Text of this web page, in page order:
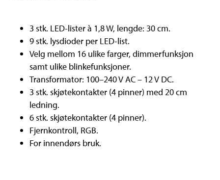
3 stk. LED-lister à 1,8 W, lengde: 30 cm.
9 stk. lysdioder per LED-list.
Velg mellom 16 ulike farger, dimmerfunksjon
samt ulike blinkefunksjoner.
Transformator: 100–240 V AC – 12 V DC.
3 stk. skjøtekontakter (4 pinner) med 20 cm
ledning.
6 stk. skjøtekontakter (4 pinner).
Fjernkontroll, RGB.
For innendørs bruk.